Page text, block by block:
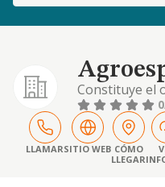
Constituye el
principal:
otras
ganadera en
fincas
ganaderas,
0
LLAMARSITIO WEB CÓMO
LLEGAR